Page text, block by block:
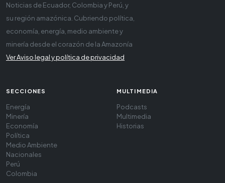
Noticias de Ecuador, Colombia y Perú, y
su región amazónica. Cubriendo política,
economía, energía, medio ambiente y
minería desde el corazón de la Amazonía
Ver Aviso legal y política de privacidad
SECCIONES
Energía
Minería
Economía
Política
Medio Ambiente
Nacionales
Perú
Colombia
MULTIMEDIA
Podcasts
Multimedia
Historias